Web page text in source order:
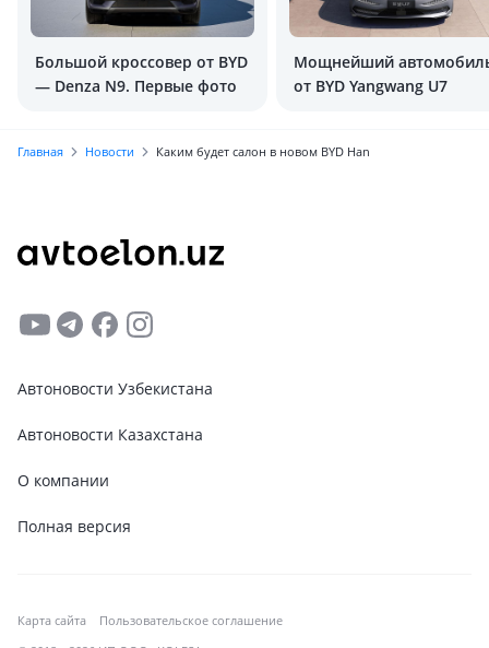
Большой кроссовер от BYD
— Denza N9. Первые фото
Мощнейший
от BYD Yangwang U7
Главная Новости Каким будет салон в новом BYD Han
Автоновости Узбекистана
Автоновости Казахстана
О компании
Полная версия
Карта сайта
Пользовательское соглашение